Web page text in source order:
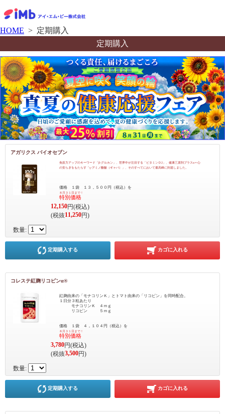
HOME > 定期購入
定期購入
アガリクス バイオセブン
免疫力アップのキーワード「β-グルカン」、世界中が注目する「ビタミンＤ2」、健康三原則プラスα＝心
の安らぎをもたらす「γ-アミノ酪酸（ギャバ）」、そのすべてにおいて最高峰に到達しました。
価格 １袋 １３，５００円（税込）を
８月３１日まで！
特別価格
12,150円(税込)
(税抜11,250円)
数量:
定期購入する カゴに入れる
コレステ紅麹リコピンα®
紅麹由来の「モナコリンＫ」とトマト由来の「リコピン」を同時配合。
１日分３粒あたり
モナコリンＫ ４ｍｇ
リコピン ５ｍｇ
価格 １袋 ４，１０４円（税込）を
８月３１日まで！
特別価格
3,780円(税込)
(税抜3,500円)
数量:
定期購入する カゴに入れる